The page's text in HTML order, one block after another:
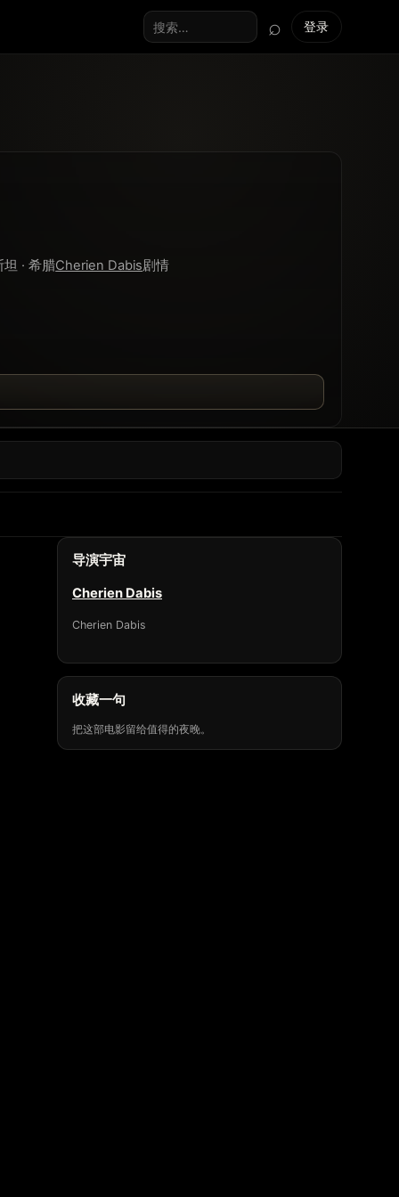
搜索全站
⌕ 登录
坦 · 希腊Cherien Dabis剧情
导演宇宙
Cherien Dabis
Cherien Dabis
收藏一句
把这部电影留给值得的夜晚。